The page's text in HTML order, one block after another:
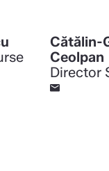
Cătălin-
Ceolpan
Director